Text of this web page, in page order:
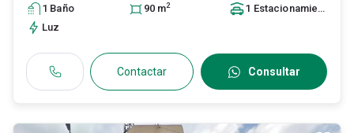
1 Baño 90 m2 1 Estacionamiento
Luz
Contactar Consultar